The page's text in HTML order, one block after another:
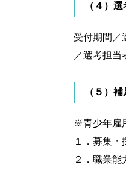
（４）
受付期間／
／選考担当
（５）
※青少年雇
１．募集・
２．職業